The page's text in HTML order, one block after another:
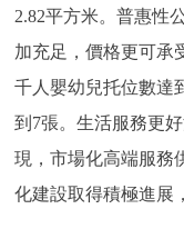
2.82平方米。普惠性
加充足，價格更可承
千人嬰幼兒托位數達
到7張。生活服務更
現，市場化高端服務
化建設取得積極進展